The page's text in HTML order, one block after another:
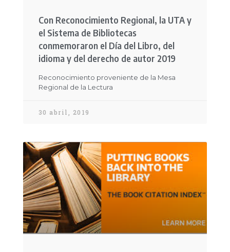
Con Reconocimiento Regional, la UTA y
el Sistema de Bibliotecas
conmemoraron el Día del Libro, del
idioma y del derecho de autor 2019
Reconocimiento proveniente de la Mesa
Regional de la Lectura
30 abril, 2019